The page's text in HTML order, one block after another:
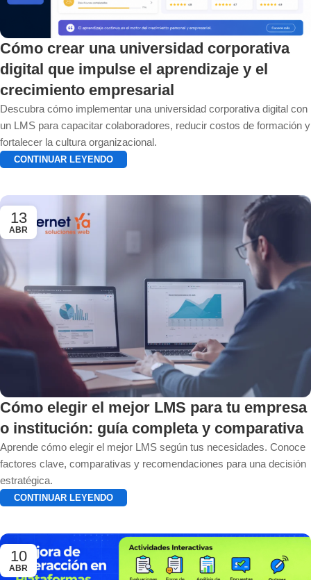
Cómo crear una universidad corporativa
digital que impulse el aprendizaje y el
crecimiento empresarial
Descubra cómo implementar una universidad corporativa digital con
un LMS para capacitar colaboradores, reducir costos de formación y
fortalecer la cultura organizacional.
CONTINUAR LEYENDO
13
ABR
Cómo elegir el mejor LMS para tu empresa
o institución: guía completa y comparativa
Aprende cómo elegir el mejor LMS según tus necesidades. Conoce
factores clave, comparativas y recomendaciones para una decisión
estratégica.
CONTINUAR LEYENDO
10
ABR